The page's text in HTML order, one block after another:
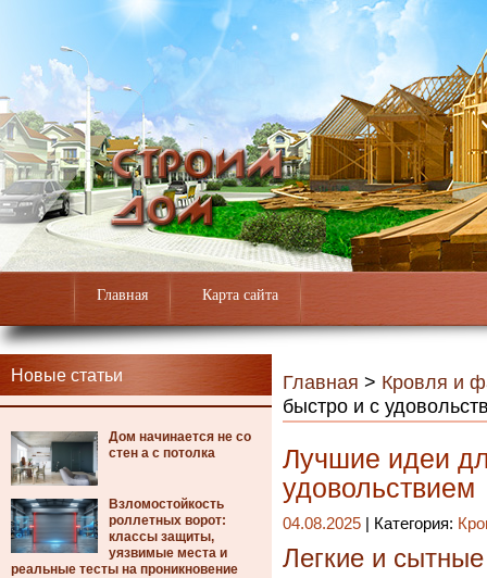
Главная Карта сайта
Новые статьи
Дом начинается не со
стен а с потолка
Взломостойкость
роллетных ворот:
классы защиты,
уязвимые места и
реальные тесты на проникновение
Главная > Кровля и
быстро и с
Лучшие идеи
удовольствием
04.08.2025 | Категория:
Легкие и